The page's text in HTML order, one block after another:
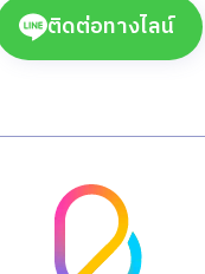
ติดต่อทางไลน์